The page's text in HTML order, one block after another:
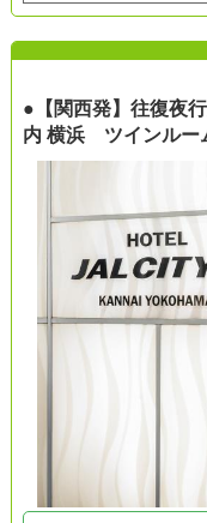
●【関西発】往復夜
内 横浜 ツインルー